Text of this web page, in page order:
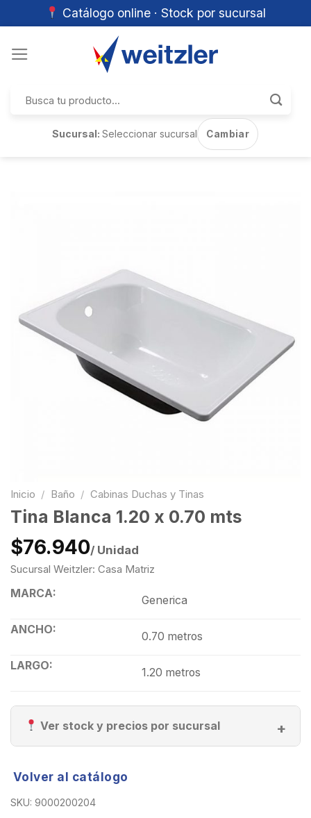
Catálogo online · Stock por sucursal
por:
Sucursal:Seleccionar sucursal Cambiar
Inicio / Baño / Cabinas Duchas y Tinas
Tina Blanca 1.20 x 0.70 mts
$76.940/ Unidad
Sucursal Weitzler: Casa Matriz
MARCA:
Generica
ANCHO:
0.70 metros
LARGO:
1.20 metros
Ver stock y precios por sucursal
Volver al catálogo
SKU: 9000200204